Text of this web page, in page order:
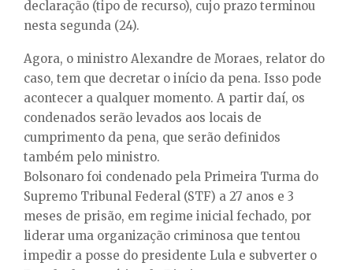
declaração (tipo de recurso), cujo prazo terminou
nesta segunda (24).
Agora, o ministro Alexandre de Moraes, relator do
caso, tem que decretar o início da pena. Isso pode
acontecer a qualquer momento. A partir daí, os
condenados serão levados aos locais de
cumprimento da pena, que serão definidos
também pelo ministro.
Bolsonaro foi condenado pela Primeira Turma do
Supremo Tribunal Federal (STF) a 27 anos e 3
meses de prisão, em regime inicial fechado, por
liderar uma organização criminosa que tentou
impedir a posse do presidente Lula e subverter o